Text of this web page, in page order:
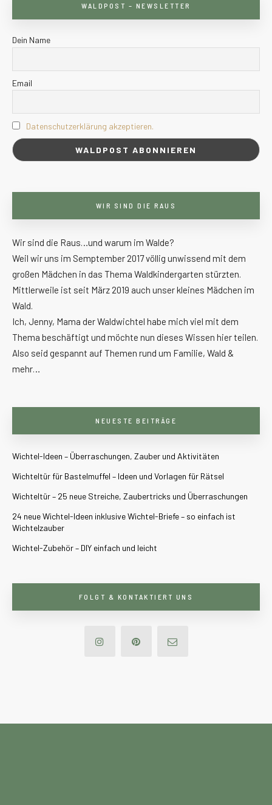
WALDPOST – NEWSLETTER
Dein Name
Email
Datenschutzerklärung akzeptieren.
WIR SIND DIE RAUS
Wir sind die Raus…und warum im Walde?
Weil wir uns im Semptember 2017 völlig unwissend mit dem
großen Mädchen in das Thema Waldkindergarten stürzten.
Mittlerweile ist seit März 2019 auch unser kleines Mädchen im
Wald.
Ich, Jenny, Mama der Waldwichtel habe mich viel mit dem
Thema beschäftigt und möchte nun dieses Wissen hier teilen.
Also seid gespannt auf Themen rund um Familie, Wald &
mehr…
NEUESTE BEITRÄGE
Wichtel-Ideen – Überraschungen, Zauber und Aktivitäten
Wichteltür für Bastelmuffel – Ideen und Vorlagen für Rätsel
Wichteltür – 25 neue Streiche, Zaubertricks und Überraschungen
24 neue Wichtel-Ideen inklusive Wichtel-Briefe – so einfach ist
Wichtelzauber
Wichtel-Zubehör – DIY einfach und leicht
FOLGT & KONTAKTIERT UNS